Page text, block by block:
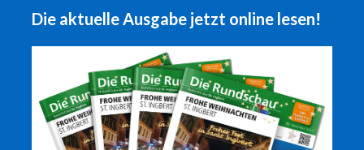
Die aktuelle Ausgabe jetzt online lesen!